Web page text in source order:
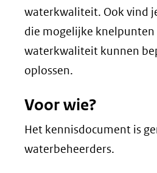
waterkwaliteit. Ook vind
die mogelijke knelpunten
waterkwaliteit kunnen
oplossen.
Voor wie?
Het kennisdocument is
waterbeheerders.